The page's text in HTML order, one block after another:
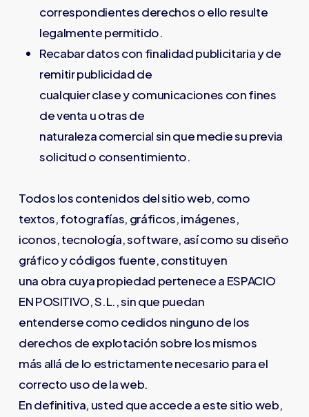
correspondientes derechos o ello resulte
legalmente permitido.
Recabar datos con finalidad publicitaria y de
remitir publicidad de
cualquier clase y comunicaciones con fines
de venta u otras de
naturaleza comercial sin que medie su previa
solicitud o consentimiento.
Todos los contenidos del sitio web, como
textos, fotografías, gráficos, imágenes,
iconos, tecnología, software, así como su diseño
gráfico y códigos fuente, constituyen
una obra cuya propiedad pertenece a ESPACIO
EN POSITIVO, S.L., sin que puedan
entenderse como cedidos ninguno de los
derechos de explotación sobre los mismos
más allá de lo estrictamente necesario para el
correcto uso de la web.
En definitiva, usted que accede a este sitio web,